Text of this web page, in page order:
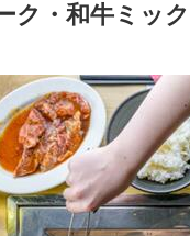
ク・和牛ミッ